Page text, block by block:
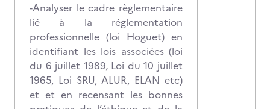
-Analyser le cadre règlementaire
lié à la réglementation
professionnelle (loi Hoguet) en
identifiant les lois associées (loi
du 6 juillet 1989, Loi du 10 juillet
1965, Loi SRU, ALUR, ELAN etc)
et et en recensant les bonnes